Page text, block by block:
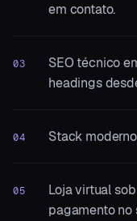
em contato.
03
SEO técnico
headings
04 Stack
05
Loja virtual
pagamento no